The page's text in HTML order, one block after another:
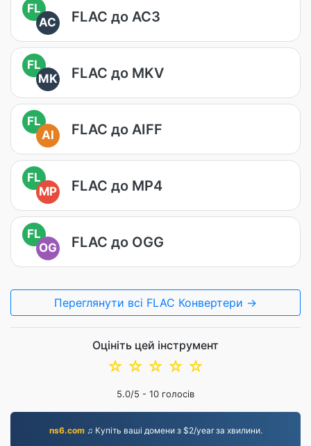
FL
AC
FLAC до AC3
FL
MK
FLAC до MKV
FL
AI
FLAC до AIFF
FL
MP
FLAC до MP4
FL
OG
FLAC до OGG
Переглянути всі FLAC Конвертери →
Оцініть цей інструмент
☆
☆
☆
☆
☆
5.0/5 - 10 голосів
ns6.com♫ Купіть ваші домени з $2/year за хвилини.